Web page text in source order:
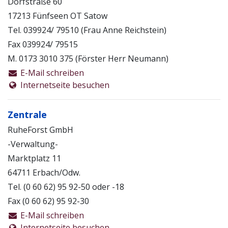
ökologisch wertvollen Bäumen. So finden viele, sonst
seltene, Tier- und Pflanzenarten hier eine
Rückzugsmöglichkeit.
Die übrigen Waldflächen des Forstamtes und der
Landesforst Mecklenburg-Vorpommern werden
nachhaltig und naturnah bewirtschaftet. Diese
besondere Form der Waldwirtschaft erfolgt nach den
Standards der Forstzertifizierung PEFC.
17213 Fünfseen OT Satow
Tel. 039924/ 79510 (Frau Anne Reichstein)
Fax 039924/ 79515
M. 0173 3010 375 (Förster Herr Neumann)
E-Mail schreiben
Internetseite besuchen
Zentrale
RuheForst GmbH
-Verwaltung-
Marktplatz 11
64711 Erbach/Odw.
Tel. (0 60 62) 95 92-50 oder -18
Fax (0 60 62) 95 92-30
E-Mail schreiben